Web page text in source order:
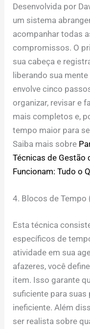
Desenvolvida por
um sistema
acompanhar todas
compromissos. O
sua cabeça e
liberando sua
envolve cinco
organizar, revisar e
mais completos e,
tempo maior para
Saiba mais sobre
Técnicas de Gestão
Funcionam: Tudo o
4. Blocos de Tempo
Esta técnica
específicos de
atividade em sua
afazeres, você
item. Isso garante
suficiente para
ineficiente. Além
ser realista sobre